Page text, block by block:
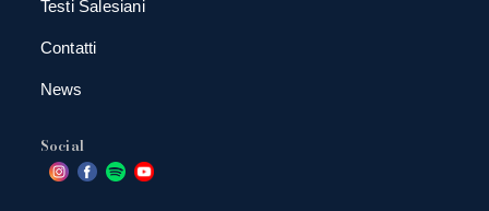
Testi Salesiani
Contatti
News
Social